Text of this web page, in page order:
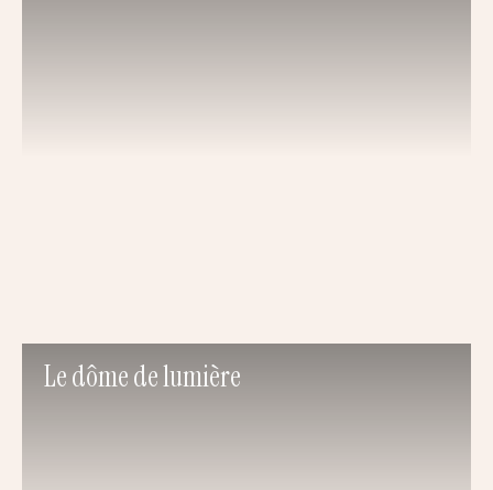
Le dôme de lumière